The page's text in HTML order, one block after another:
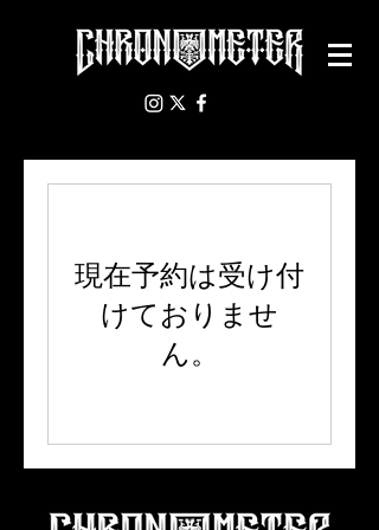
現在予約は受け付
けておりませ
ん。